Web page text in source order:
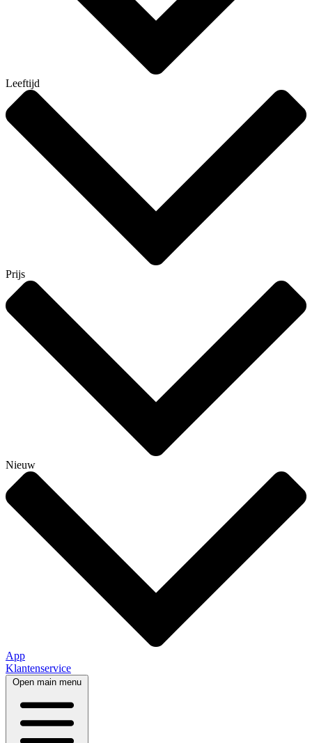
Leeftijd
Prijs
Nieuw
App
Klantenservice
Open main menu